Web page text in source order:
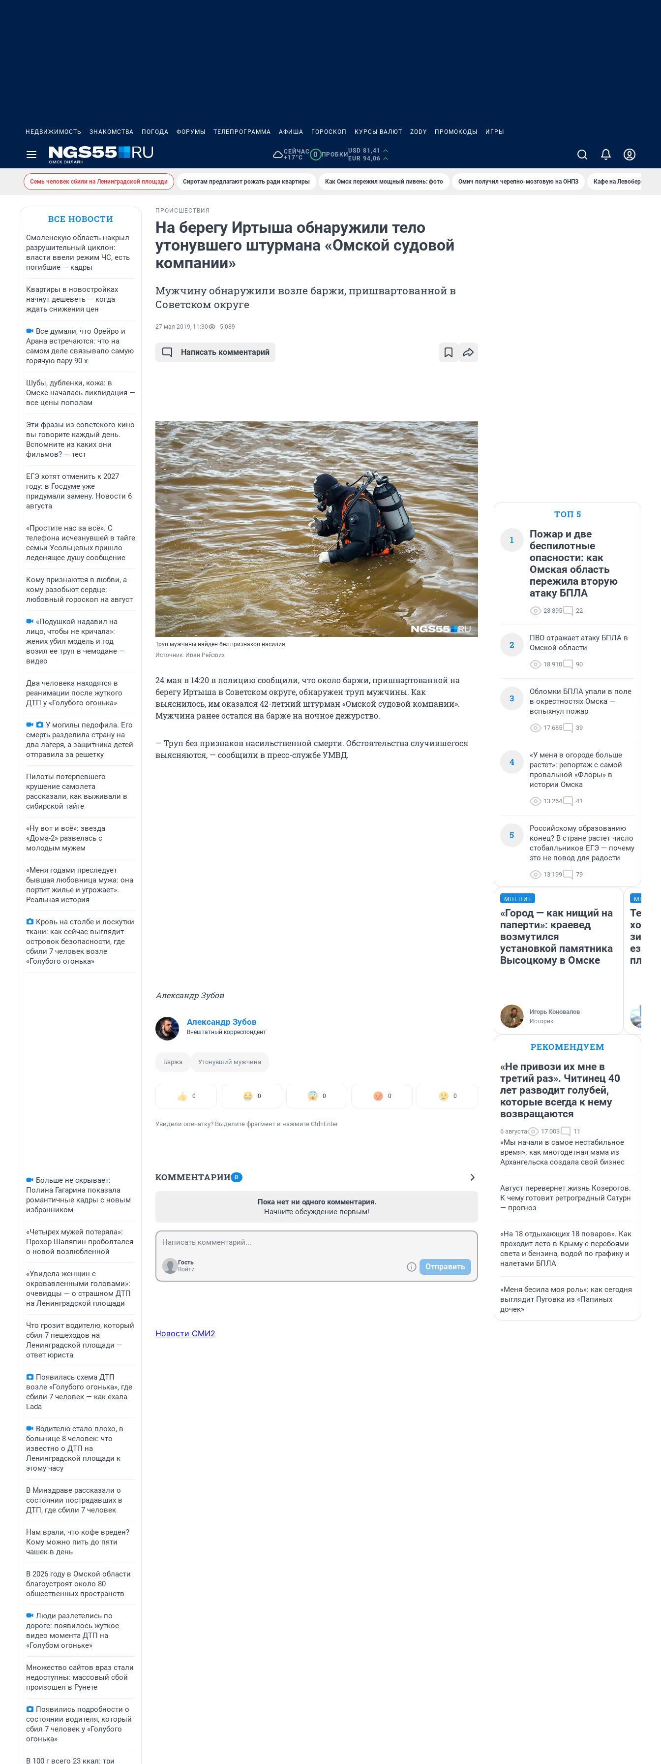
НЕДВИЖИМОСТЬ ЗНАКОМСТВА ПОГОДА ФОРУМЫ ТЕЛЕПРОГРАММА АФИША ГОРОСКОП КУРСЫ ВАЛЮТ ZODY ПРОМОКОДЫ ИГРЫ
СЕЙЧАС
+17°C
0 ПРОБКИ
USD 81,41
EUR 94,06
Семь человек сбили на Ленинградской площади Сиротам предлагают рожать ради квартиры Как Омск пережил мощный ливень: фото Омич получил черепно-мозговую на ОНПЗ Кафе на Левобережье
ВСЕ НОВОСТИ
Смоленскую область накрыл
разрушительный циклон:
власти ввели режим ЧС, есть
погибшие — кадры
Квартиры в новостройках
начнут дешеветь — когда
ждать снижения цен
Все думали, что Орейро и
Арана встречаются: что на
самом деле связывало самую
горячую пару 90-х
Шубы, дубленки, кожа: в
Омске началась ликвидация —
все цены пополам
Эти фразы из советского кино
вы говорите каждый день.
Вспомните из каких они
фильмов? — тест
ЕГЭ хотят отменить к 2027
году: в Госдуме уже
придумали замену. Новости 6
августа
«Простите нас за всё». С
телефона исчезнувшей в тайге
семьи Усольцевых пришло
леденящее душу сообщение
Кому признаются в любви, а
кому разобьют сердце:
любовный гороскоп на август
«Подушкой надавил на
лицо, чтобы не кричала»:
жених убил модель и год
возил ее труп в чемодане —
видео
Два человека находятся в
реанимации после жуткого
ДТП у «Голубого огонька»
У могилы педофила. Его
смерть разделила страну на
два лагеря, а защитника детей
отправила за решетку
Пилоты потерпевшего
крушение самолета
рассказали, как выживали в
сибирской тайге
«Ну вот и всё»: звезда
«Дома-2» развелась с
молодым мужем
«Меня годами преследует
бывшая любовница мужа: она
портит жилье и угрожает».
Реальная история
Кровь на столбе и лоскутки
ткани: как сейчас выглядит
островок безопасности, где
сбили 7 человек возле
«Голубого огонька»
Больше не скрывает:
Полина Гагарина показала
романтичные кадры с новым
избранником
«Четырех мужей потеряла»:
Прохор Шаляпин проболтался
о новой возлюбленной
«Увидела женщин с
окровавленными головами»:
очевидцы — о страшном ДТП
на Ленинградской площади
Что грозит водителю, который
сбил 7 пешеходов на
Ленинградской площади —
ответ юриста
Появилась схема ДТП
возле «Голубого огонька», где
сбили 7 человек — как ехала
Lada
Водителю стало плохо, в
больнице 8 человек: что
известно о ДТП на
Ленинградской площади к
этому часу
В Минздраве рассказали о
состоянии пострадавших в
ДТП, где сбили 7 человек
Нам врали, что кофе вреден?
Кому можно пить до пяти
чашек в день
В 2026 году в Омской области
благоустроят около 80
общественных пространств
Люди разлетелись по
дороге: появилось жуткое
видео момента ДТП на
«Голубом огоньке»
Множество сайтов враз стали
недоступны: массовый сбой
произошел в Рунете
Появились подробности о
состоянии водителя, который
сбил 7 человек у «Голубого
огонька»
В 100 г всего 23 ккал: три
ПРОИСШЕСТВИЯ
На берегу Иртыша обнаружили тело
утонувшего штурмана «Омской судовой
компании»
Мужчину обнаружили возле баржи, пришвартованной в
Советском округе
27 мая 2019, 11:30 5 089
Написать комментарий
Труп мужчины найден без признаков насилия
Источник: Иван Рейзвих
24 мая в 14:20 в полицию сообщили, что около баржи, пришвартованной на
берегу Иртыша в Советском округе, обнаружен труп мужчины. Как
выяснилось, им оказался 42-летний штурман «Омской судовой компании».
Мужчина ранее остался на барже на ночное дежурство.
— Труп без признаков насильственной смерти. Обстоятельства случившегося
выясняются, — сообщили в пресс-службе УМВД.
Александр Зубов
Александр Зубов
Внештатный корреспондент
Баржа Утонувший мужчина
0 0 0 0 0
Увидели опечатку? Выделите фрагмент и нажмите Ctrl+Enter
КОММЕНТАРИИ 0
Пока нет ни одного комментария.
Начните обсуждение первым!
Гость
Войти
Отправить
Новости СМИ2
ТОП 5
1
Пожар и две
беспилотные
опасности: как
Омская область
пережила вторую
атаку БПЛА
28 895 22
2
ПВО отражает атаку БПЛА в
Омской области
18 910 90
3
Обломки БПЛА упали в поле
в окрестностях Омска —
вспыхнул пожар
17 685 39
4
«У меня в огороде больше
растет»: репортаж с самой
провальной «Флоры» в
истории Омска
13 264 41
5
Российскому образованию
конец? В стране растет число
стобалльников ЕГЭ — почему
это не повод для радости
13 199 79
МНЕНИЕ
«Город — как нищий на
паперти»: краевед
возмутился
установкой памятника
Высоцкому в Омске
Игорь Коновалов
Историк
ездит
РЕКОМЕНДУЕМ
«Не привози их мне в
третий раз». Читинец 40
лет разводит голубей,
которые всегда к нему
возвращаются
6 августа 17 003 11
«Мы начали в самое нестабильное
время»: как многодетная мама из
Архангельска создала свой бизнес
Август перевернет жизнь Козерогов.
К чему готовит ретроградный Сатурн
— прогноз
«На 18 отдыхающих 18 поваров». Как
проходит лето в Крыму с перебоями
света и бензина, водой по графику и
налетами БПЛА
«Меня бесила моя роль»: как сегодня
выглядит Пуговка из «Папиных
дочек»